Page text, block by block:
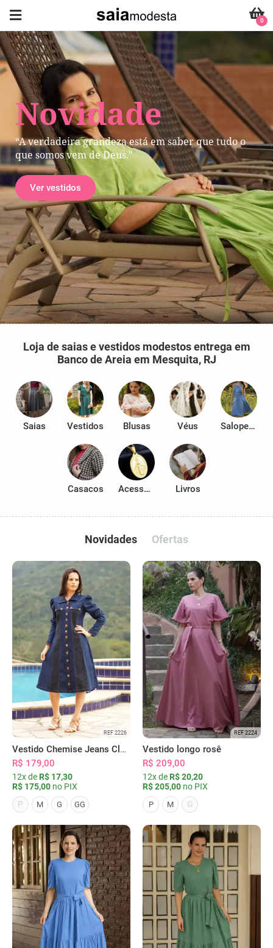
Novidade
“A verdadeira grandeza está em saber que tudo o
que somos vem de Deus."
Ver vestidos
0
Loja de saias e vestidos modestos entrega em
Banco de Areia em Mesquita, RJ
Saias Vestidos Blusas Véus Salopetes
Casacos Acessórios Livros
Novidades Ofertas
REF 2226
Vestido Chemise Jeans Clássica Serena
R$ 179,00
12x de R$ 17,30
R$ 175,00 no PIX
P
M G GG
REF 2224
Vestido longo rosê
R$ 209,00
12x de R$ 20,20
R$ 205,00 no PIX
P M G